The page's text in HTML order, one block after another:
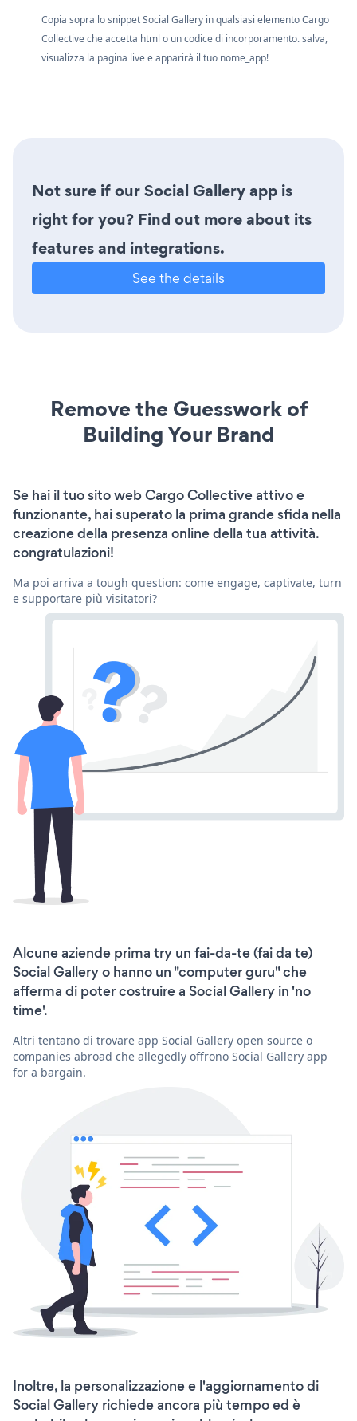
Copia sopra lo snippet Social Gallery in qualsiasi elemento Cargo
Collective che accetta html o un codice di incorporamento. salva,
visualizza la pagina live e apparirà il tuo nome_app!
Not sure if our Social Gallery app is
right for you? Find out more about its
features and integrations.
See the details
Remove the Guesswork of
Building Your Brand
Se hai il tuo sito web Cargo Collective attivo e
funzionante, hai superato la prima grande sfida nella
creazione della presenza online della tua attività.
congratulazioni!
Ma poi arriva a tough question: come engage, captivate, turn
e supportare più visitatori?
Alcune aziende prima try un fai-da-te (fai da te)
Social Gallery o hanno un "computer guru" che
afferma di poter costruire a Social Gallery in 'no
time'.
Altri tentano di trovare app Social Gallery open source o
companies abroad che allegedly offrono Social Gallery app
for a bargain.
Inoltre, la personalizzazione e l'aggiornamento di
Social Gallery richiede ancora più tempo ed è